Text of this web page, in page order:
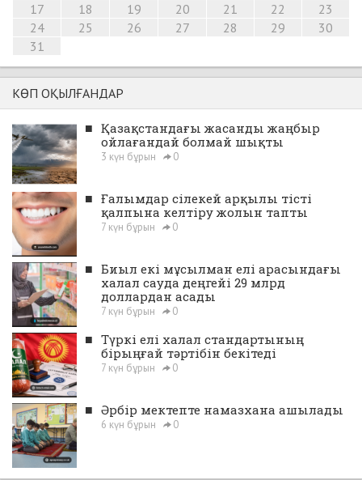
17
18 19 20 21 22
23
24
25 26 27 28 29
30
31
КӨП ОҚЫЛҒАНДАР
■ Қазақстандағы жасанды жаңбыр
ойлағандай болмай шықты
3 күн бұрын 0
■ Ғалымдар сілекей арқылы тісті
қалпына келтіру жолын тапты
7 күн бұрын 0
■ Биыл екі мұсылман елі арасындағы
халал сауда деңгейі 29 млрд
доллардан асады
7 күн бұрын 0
■ Түркі елі халал стандартының
бірыңғай тәртібін бекітеді
7 күн бұрын 0
■ Әрбір мектепте намазхана ашылады
6 күн бұрын 0